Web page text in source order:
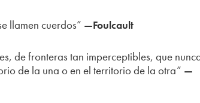
llamen cuerdos” —Foulcault
de fronteras tan imperceptibles, que
de la una o en el territorio de la otra” —